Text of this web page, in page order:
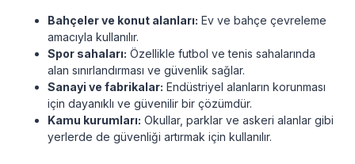
Bahçeler ve konut alanları: Ev ve bahçe çevreleme
amacıyla kullanılır.
Spor sahaları: Özellikle futbol ve tenis sahalarında
alan sınırlandırması ve güvenlik sağlar.
Sanayi ve fabrikalar: Endüstriyel alanların korunması
için dayanıklı ve güvenilir bir çözümdür.
Kamu kurumları: Okullar, parklar ve askeri alanlar gibi
yerlerde de güvenliği artırmak için kullanılır.